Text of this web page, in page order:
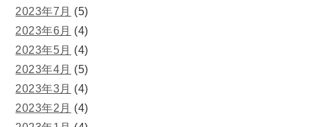
2023年7月 (5)
2023年6月 (4)
2023年5月 (4)
2023年4月 (5)
2023年3月 (4)
2023年2月 (4)